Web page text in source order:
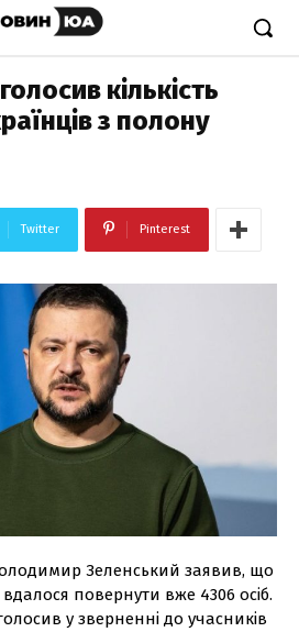
кількість
з полону
Twitter Pinterest
Зеленський заявив, що
повернути вже 4306 осіб.
у зверненні до учасників